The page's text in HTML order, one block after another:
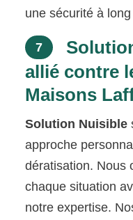
une sécurité à
7
allié contre
Maisons
Solution Nuisible
approche
dératisation. Nous
chaque situation
notre expertise.